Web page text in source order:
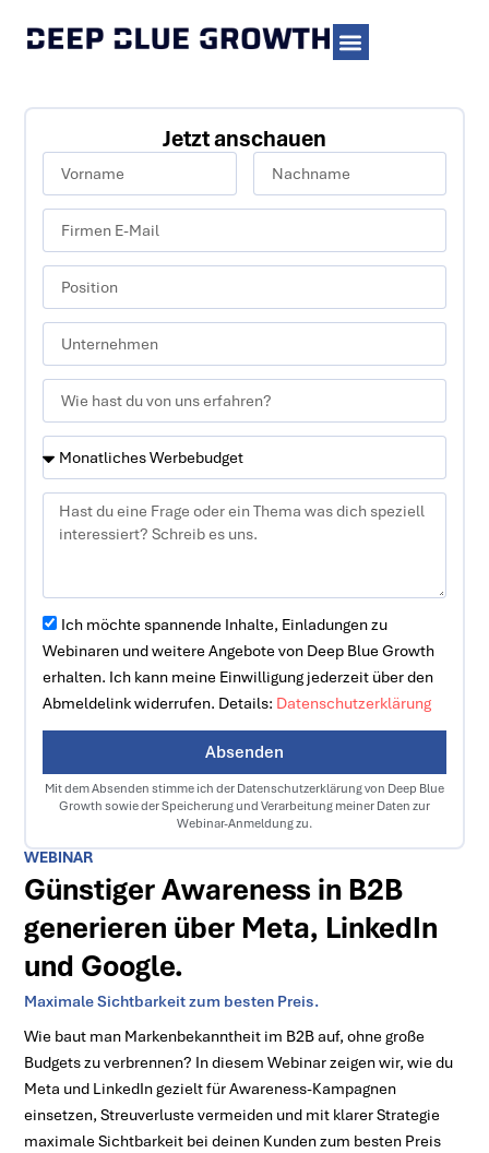
WEBINAR
Günstiger Awareness in B2B
generieren über Meta, LinkedIn
und Google.
Maximale Sichtbarkeit zum besten Preis.
Wie baut man Markenbekanntheit im B2B auf, ohne große
Budgets zu verbrennen? In diesem Webinar zeigen wir, wie du
Meta und LinkedIn gezielt für Awareness-Kampagnen
einsetzen, Streuverluste vermeiden und mit klarer Strategie
maximale Sichtbarkeit bei deinen Kunden zum besten Preis
Jetzt anschauen
Ich möchte spannende Inhalte, Einladungen zu
Webinaren und weitere Angebote von Deep Blue Growth
erhalten. Ich kann meine Einwilligung jederzeit über den
Abmeldelink widerrufen. Details: Datenschutzerklärung
Absenden
Mit dem Absenden stimme ich der Datenschutzerklärung von Deep Blue
Growth sowie der Speicherung und Verarbeitung meiner Daten zur
Webinar-Anmeldung zu.